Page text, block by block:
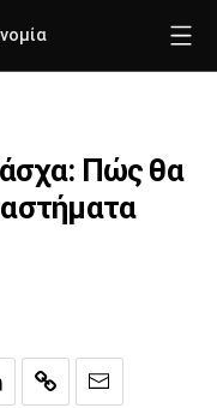
Πώς θα